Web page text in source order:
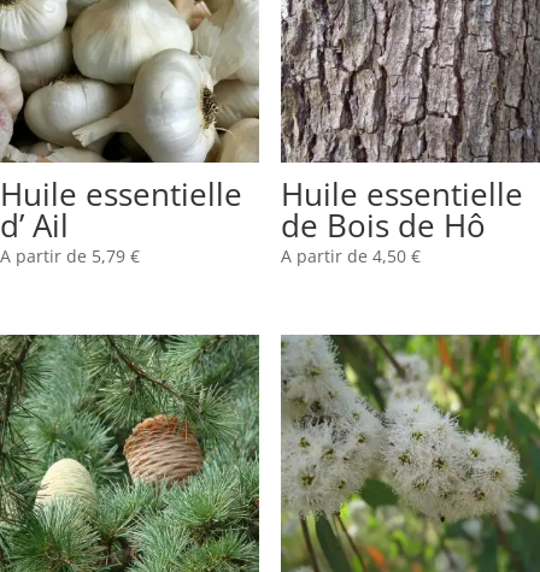
Huile essentielle
d’ Ail
A partir de 5,79 €
Huile essentielle
de Bois de Hô
A partir de 4,50 €